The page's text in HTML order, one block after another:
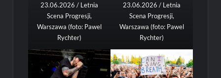
23.06.2026 / Letnia
Scena Progresji,
Warszawa (foto: Pawel
Rychter)
23.06.2026 / Letnia
Scena Progresji,
Warszawa (foto: Pawel
Rychter)